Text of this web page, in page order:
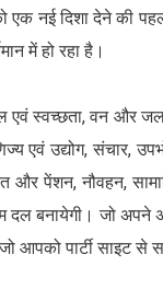
नई दिशा देने की
में हो रहा है।
एवं स्वच्छता, वन और
एवं उद्योग, संचार,
और पेंशन, नौवहन,
दल बनायेगी। जो
पार्टी साइट से